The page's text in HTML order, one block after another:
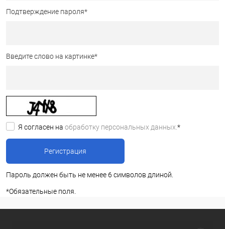
Подтверждение пароля*
Введите слово на картинке*
Я согласен на обработку персональных данных. *
Пароль должен быть не менее 6 символов длиной.
*Обязательные поля.